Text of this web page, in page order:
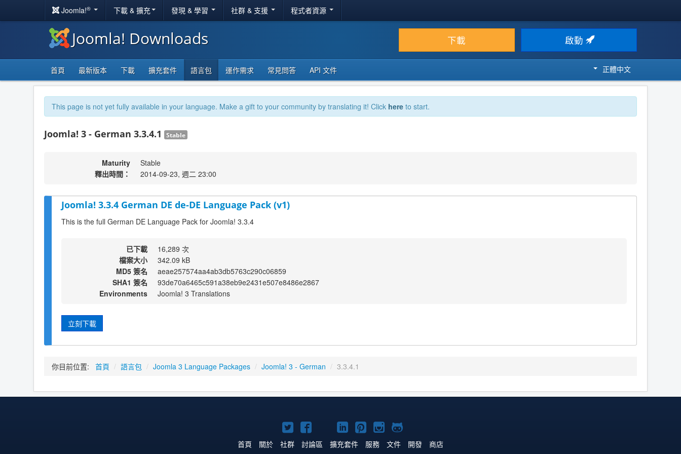
Joomla!® 下載 & 擴充 發現 & 學習 社群 & 支援 程式者資源
Joomla! Downloads 下載 啟動
首頁 最新版本 下載 擴充套件 語言包 運作需求 常見問答 API 文件 正體中文
This page is not yet fully available in your language. Make a gift to your community by translating it! Click here to start.
Joomla! 3 - German 3.3.4.1 Stable
Maturity
Stable
釋出時間：
2014-09-23, 週二 23:00
Joomla! 3.3.4 German DE de-DE Language Pack (v1)
This is the full German DE Language Pack for Joomla! 3.3.4
已下載
16,289 次
檔案大小
342.09 kB
MD5 簽名
aeae257574aa4ab3db5763c290c06859
SHA1 簽名
93de70a6465c591a38eb9e2431e507e8486e2867
Environments
Joomla! 3 Translations
立刻下載
你目前位置: 首頁 / 語言包 / Joomla 3 Language Packages / Joomla! 3 - German / 3.3.4.1
Twitter
上
Facebook
上
YouTube
上
Linkedln
上
Pinterest
上
Instagram
上
GitHub
上
首頁 關於 社群 討論區 擴充套件 服務 文件 開發 商店